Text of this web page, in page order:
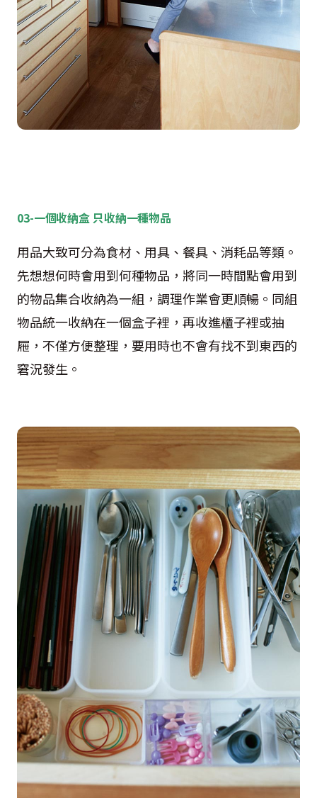
03-一個收納盒 只收納一種物品
用品大致可分為食材、用具、餐具、消耗品等類。
先想想何時會用到何種物品，將同一時間點會用到
的物品集合收納為一組，調理作業會更順暢。同組
物品統一收納在一個盒子裡，再收進櫃子裡或抽
屜，不僅方便整理，要用時也不會有找不到東西的
窘況發生。